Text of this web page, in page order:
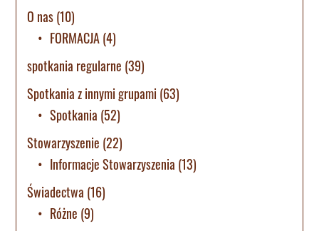
O nas(10)
FORMACJA(4)
spotkania regularne (39)
Spotkania z innymi grupami (63)
Spotkania (52)
Stowarzyszenie (22)
Informacje Stowarzyszenia (13)
Świadectwa (16)
Różne (9)